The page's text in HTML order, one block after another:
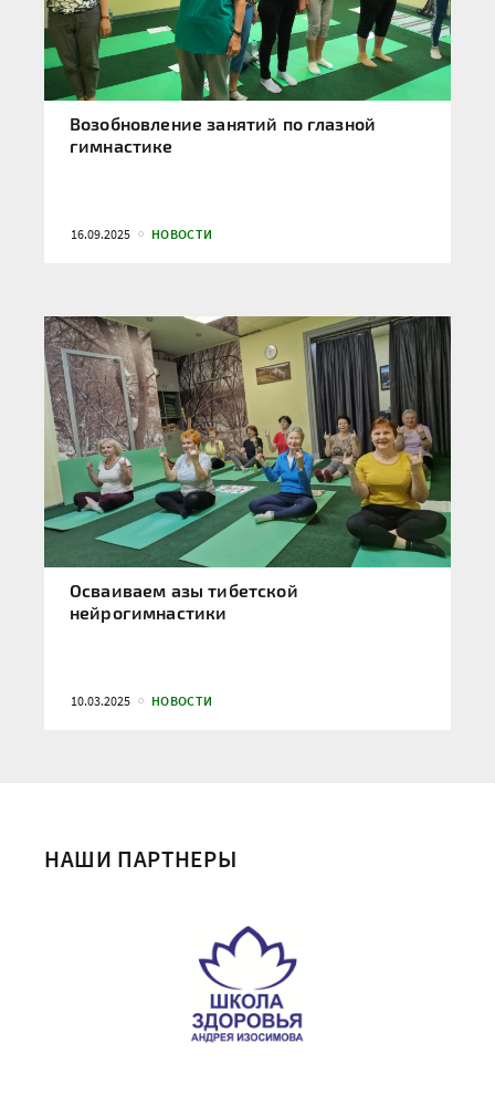
Возобновление занятий по глазной
гимнастике
16.09.2025 НОВОСТИ
Осваиваем азы тибетской
нейрогимнастики
10.03.2025 НОВОСТИ
НАШИ ПАРТНЕРЫ